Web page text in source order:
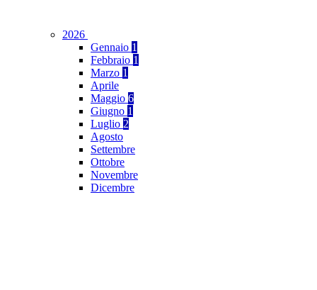
2026
Gennaio 1
Febbraio 1
Marzo 1
Aprile
Maggio 6
Giugno 1
Luglio 2
Agosto
Settembre
Ottobre
Novembre
Dicembre